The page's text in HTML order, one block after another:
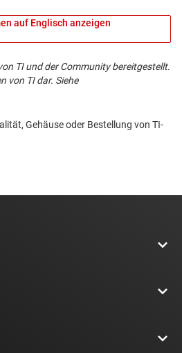
auf Englisch anzeigen
TI und der Community bereitgestellt.
von TI dar. Siehe
Gehäuse oder Bestellung von TI-